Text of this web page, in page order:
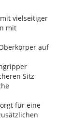
vielseitiger
mit
auf
Sitz
für eine